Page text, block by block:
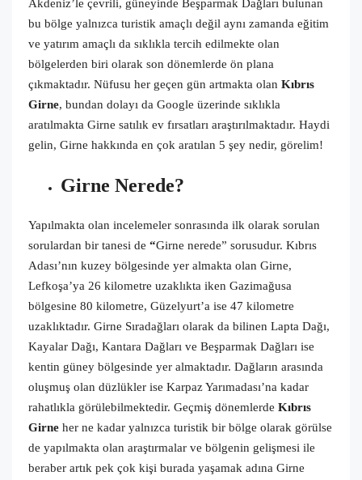
Akdeniz’le çevrili, güneyinde Beşparmak Dağları bulunan
bu bölge yalnızca turistik amaçlı değil aynı zamanda eğitim
ve yatırım amaçlı da sıklıkla tercih edilmekte olan
bölgelerden biri olarak son dönemlerde ön plana
çıkmaktadır. Nüfusu her geçen gün artmakta olan Kıbrıs
Girne, bundan dolayı da Google üzerinde sıklıkla
aratılmakta Girne satılık ev fırsatları araştırılmaktadır. Haydi
gelin, Girne hakkında en çok aratılan 5 şey nedir, görelim!
Girne Nerede?
Yapılmakta olan incelemeler sonrasında ilk olarak sorulan
sorulardan bir tanesi de “Girne nerede” sorusudur. Kıbrıs
Adası’nın kuzey bölgesinde yer almakta olan Girne,
Lefkoşa’ya 26 kilometre uzaklıkta iken Gazimağusa
bölgesine 80 kilometre, Güzelyurt’a ise 47 kilometre
uzaklıktadır. Girne Sıradağları olarak da bilinen Lapta Dağı,
Kayalar Dağı, Kantara Dağları ve Beşparmak Dağları ise
kentin güney bölgesinde yer almaktadır. Dağların arasında
oluşmuş olan düzlükler ise Karpaz Yarımadası’na kadar
rahatlıkla görülebilmektedir. Geçmiş dönemlerde Kıbrıs
Girne her ne kadar yalnızca turistik bir bölge olarak görülse
de yapılmakta olan araştırmalar ve bölgenin gelişmesi ile
beraber artık pek çok kişi burada yaşamak adına Girne